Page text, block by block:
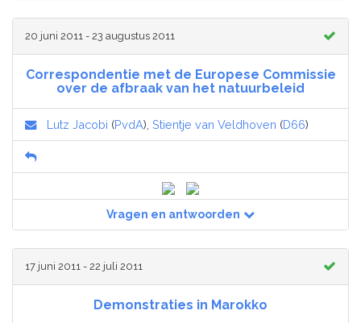
20 juni 2011 - 23 augustus 2011
Correspondentie met de Europese Commissie
over de afbraak van het natuurbeleid
Lutz Jacobi (PvdA), Stientje van Veldhoven (D66)
Vragen en antwoorden
17 juni 2011 - 22 juli 2011
Demonstraties in Marokko